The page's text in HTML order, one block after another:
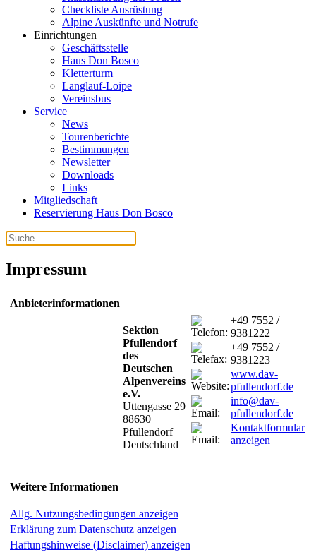
Checkliste Ausrüstung
Alpine Auskünfte und Notrufe
Einrichtungen
Geschäftsstelle
Haus Don Bosco
Kletterturm
Langlauf-Loipe
Vereinsbus
Service
News
Tourenberichte
Bestimmungen
Newsletter
Downloads
Links
Mitgliedschaft
Reservierung Haus Don Bosco
Impressum
Anbieterinformationen
Sektion
Pfullendorf
des
Deutschen
Alpenvereins
e.V.
Uttengasse 29
88630
Pfullendorf
Deutschland
+49 7552 /
9381222
+49 7552 /
9381223
www.dav-
pfullendorf.de
info@dav-
pfullendorf.de
Kontaktformular
anzeigen
Weitere Informationen
Allg. Nutzungsbedingungen anzeigen
Erklärung zum Datenschutz anzeigen
Haftungshinweise (Disclaimer) anzeigen